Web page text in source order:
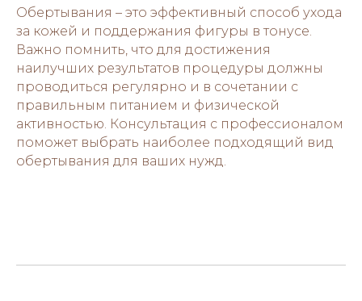
Обертывания – это эффективный способ ухода
за кожей и поддержания фигуры в тонусе.
Важно помнить, что для достижения
наилучших результатов процедуры должны
проводиться регулярно и в сочетании с
правильным питанием и физической
активностью. Консультация с профессионалом
поможет выбрать наиболее подходящий вид
обертывания для ваших нужд.